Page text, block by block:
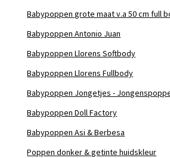
Babypoppen grote maat v.a 50 cm full
Babypoppen Antonio Juan
Babypoppen Llorens Softbody
Babypoppen Llorens Fullbody
Babypoppen Jongetjes -
Babypoppen Doll Factory
Babypoppen Asi & Berbesa
Poppen donker & getinte huidskleur